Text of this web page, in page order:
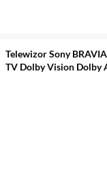
Telewizor Sony
TV Dolby Vision Dolby